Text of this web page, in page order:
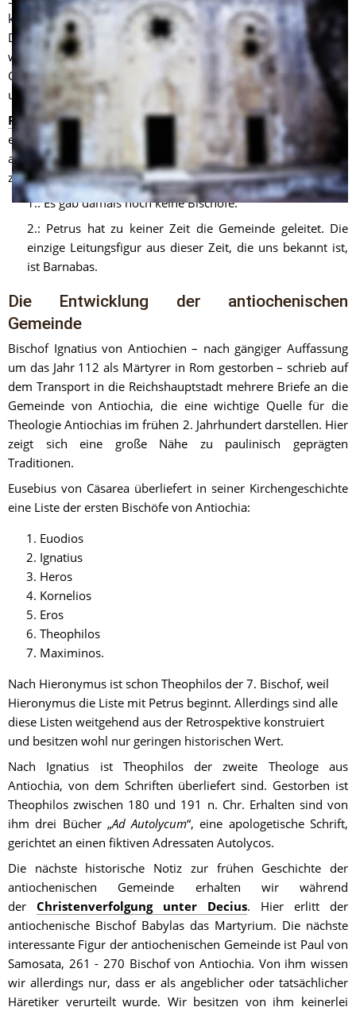
keineswegs an die jüdischen Speisegebote halten müssten.
Der Konflikt führte dazu, dass Paulus schließlich aus der Stadt
weichen musste. Seitdem war Paulus nicht mehr
Gemeindemissionar der Gemeinde von Antiochia, sondern
unabhängig wirkender Apostel.
Petrus hielt die Verbindung zwischen Jerusalem und dem nun
eher judenchristlich geprägten Antiochia aufrecht. Dass Petrus
aber der erste Bischof von Antiochien gewesen sein soll – wie
zuerst von Hieronymus behauptet – ist ein Märchen.
1.: Es gab damals noch keine Bischöfe.
2.: Petrus hat zu keiner Zeit die Gemeinde geleitet. Die
einzige Leitungsfigur aus dieser Zeit, die uns bekannt ist,
ist Barnabas.
Die Entwicklung der antiochenischen
Gemeinde
Bischof Ignatius von Antiochien – nach gängiger Auffassung
um das Jahr 112 als Märtyrer in Rom gestorben – schrieb auf
dem Transport in die Reichshauptstadt mehrere Briefe an die
Gemeinde von Antiochia, die eine wichtige Quelle für die
Theologie Antiochias im frühen 2. Jahrhundert darstellen. Hier
zeigt sich eine große Nähe zu paulinisch geprägten
Traditionen.
Eusebius von Cäsarea überliefert in seiner Kirchengeschichte
eine Liste der ersten Bischöfe von Antiochia:
Euodios
Ignatius
Heros
Kornelios
Eros
Theophilos
Maximinos.
Nach Hieronymus ist schon Theophilos der 7. Bischof, weil
Hieronymus die Liste mit Petrus beginnt. Allerdings sind alle
diese Listen weitgehend aus der Retrospektive konstruiert
und besitzen wohl nur geringen historischen Wert.
Nach Ignatius ist Theophilos der zweite Theologe aus
Antiochia, von dem Schriften überliefert sind. Gestorben ist
Theophilos zwischen 180 und 191 n. Chr. Erhalten sind von
ihm drei Bücher „Ad Autolycum“, eine apologetische Schrift,
gerichtet an einen fiktiven Adressaten Autolycos.
Die nächste historische Notiz zur frühen Geschichte der
antiochenischen Gemeinde erhalten wir während
der Christenverfolgung unter Decius. Hier erlitt der
antiochenische Bischof Babylas das Martyrium. Die nächste
interessante Figur der antiochenischen Gemeinde ist Paul von
Samosata, 261 - 270 Bischof von Antiochia. Von ihm wissen
wir allerdings nur, dass er als angeblicher oder tatsächlicher
Häretiker verurteilt wurde. Wir besitzen von ihm keinerlei